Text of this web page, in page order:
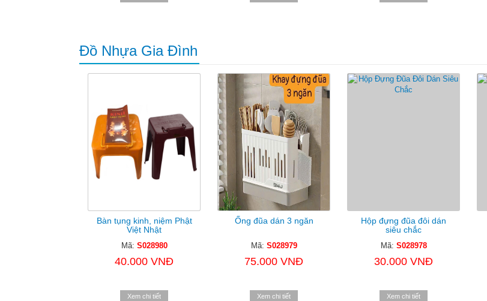
Đồ Nhựa Gia Đình
Bàn tụng kinh, niệm Phật
Việt Nhật
Mã: S028980
40.000 VNĐ
Xem chi tiết
Ống đũa dán 3 ngăn
Mã: S028979
75.000 VNĐ
Xem chi tiết
Hộp đựng đũa đôi dán
siêu chắc
Mã: S028978
30.000 VNĐ
Xem chi tiết